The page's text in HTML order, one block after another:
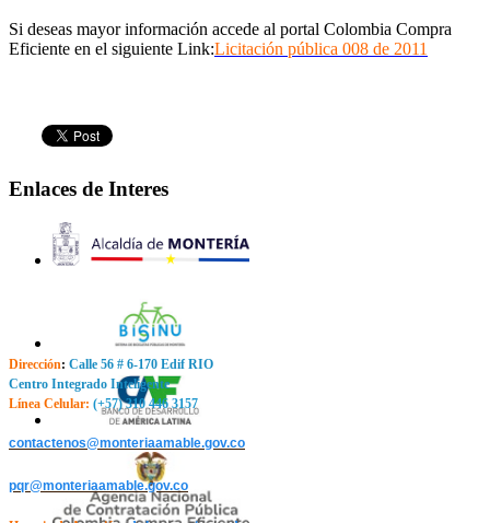
Si deseas mayor información accede al portal Colombia Compra
Eficiente en el siguiente Link:Licitación pública 008 de 2011
Enlaces de Interes
Dirección: Calle 56 # 6-170 Edif RIO
Centro Integrado Inteligente
Línea Celular: (+57) 310 446 3157
contactenos@monteriaamable.gov.co
pqr@monteriaamable.gov.co